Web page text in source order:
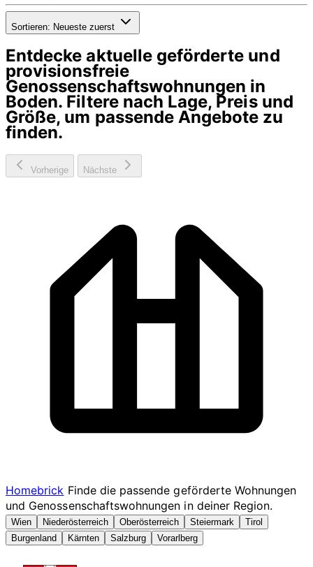
Sortieren: Neueste zuerst
Entdecke aktuelle geförderte und
provisionsfreie
Genossenschaftswohnungen in
Boden. Filtere nach Lage, Preis und
Größe, um passende Angebote zu
finden.
Vorherige Nächste
Homebrick Finde die passende geförderte Wohnungen
und Genossenschaftswohnungen in deiner Region.
Wien Niederösterreich Oberösterreich Steiermark
Tirol
Burgenland
Kärnten Salzburg Vorarlberg